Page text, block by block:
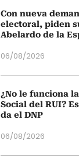
Con nueva
electoral, piden
Abelardo de la
06/08/2026
¿No le funciona
Social del RUI?
da el DNP
06/08/2026